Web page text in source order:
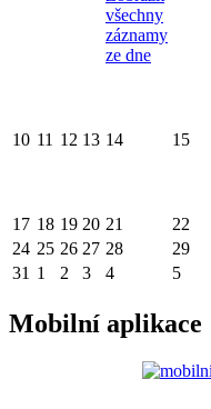
všechny
záznamy
ze dne
10 11 12 13 14 15
17 18 19 20 21 22
24 25 26 27 28 29
31 1 2 3 4 5
Mobilní aplikace